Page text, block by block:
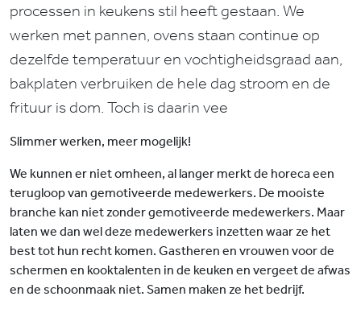
processen in keukens stil heeft gestaan. We
werken met pannen, ovens staan continue op
dezelfde temperatuur en vochtigheidsgraad aan,
bakplaten verbruiken de hele dag stroom en de
frituur is dom. Toch is daarin vee
Slimmer werken, meer mogelijk!
We kunnen er niet omheen, al langer merkt de horeca een
terugloop van gemotiveerde medewerkers. De mooiste
branche kan niet zonder gemotiveerde medewerkers. Maar
laten we dan wel deze medewerkers inzetten waar ze het
best tot hun recht komen. Gastheren en vrouwen voor de
schermen en kooktalenten in de keuken en vergeet de afwas
en de schoonmaak niet. Samen maken ze het bedrijf.